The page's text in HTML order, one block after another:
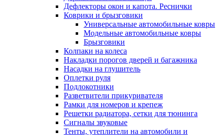
Дефлекторы окон и капота. Реснички
Коврики и брызговики
Универсальные автомобильные ковры
Модельные автомобильные ковры
Брызговики
Колпаки на колеса
Накладки порогов дверей и багажника
Насадки на глушитель
Оплетки руля
Подлокотники
Разветвители прикуривателя
Рамки для номеров и крепеж
Решетки радиатора, сетки для тюнинга
Сигналы звуковые
Тенты, утеплители на автомобили и